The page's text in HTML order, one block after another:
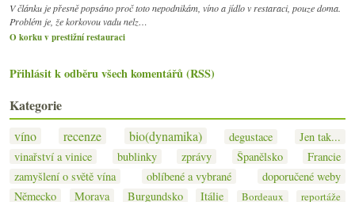
V článku je přesně popsáno proč toto nepodnikám, víno a jídlo v restaraci, pouze doma.
Problém je, že korkovou vadu nelz…
O korku v prestižní restauraci
Přihlásit k odběru všech komentářů (RSS)
Kategorie
víno recenze bio(dynamika) degustace
Jen tak...
vinařství a vinice
bublinky zprávy Španělsko
Francie
zamyšlení o světě vína
oblíbené a vybrané
doporučené weby
Německo
Morava Burgundsko Itálie Bordeaux
reportáže